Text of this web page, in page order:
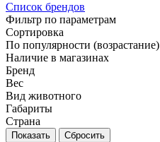
Список брендов
Фильтр по параметрам
Сортировка
По популярности (возрастание)
Наличие в магазинах
Бренд
Вес
Вид животного
Габариты
Страна
Сбросить